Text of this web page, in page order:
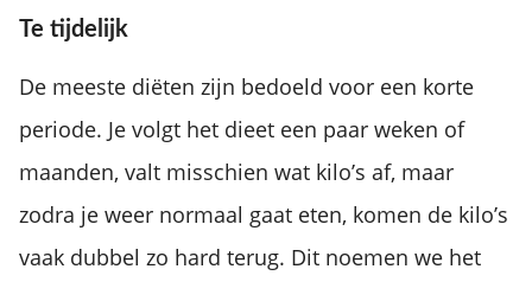
Te tijdelijk
De meeste diëten zijn bedoeld voor een korte
periode. Je volgt het dieet een paar weken of
maanden, valt misschien wat kilo’s af, maar
zodra je weer normaal gaat eten, komen de kilo’s
vaak dubbel zo hard terug. Dit noemen we het